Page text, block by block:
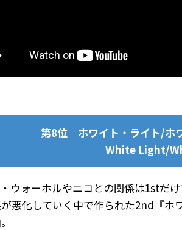
第8位 ホワイト・ライト/ホ
White Light/
ウォーホルやニコとの関係は1stだ
悪化していく中で作られた2nd『ホ